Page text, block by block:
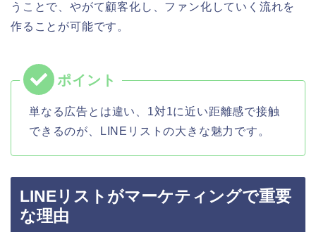
うことで、やがて顧客化し、ファン化していく流れを
作ることが可能です。
単なる広告とは違い、1対1に近い距離感で接触
できるのが、LINEリストの大きな魅力です。
LINEリストがマーケティングで重要
な理由